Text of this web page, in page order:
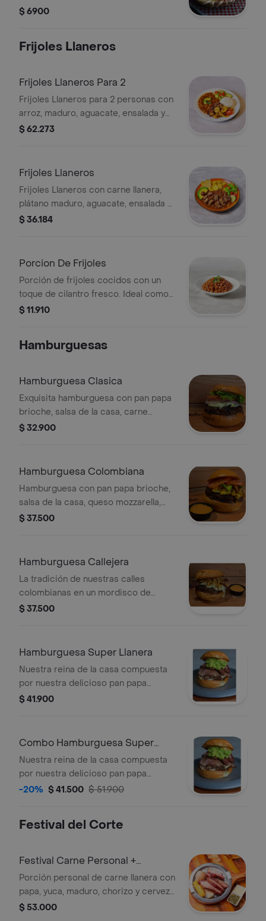
$ 6900
Frijoles Llaneros
Frijoles Llaneros Para 2
Frijoles Llaneros para 2 personas con
arroz, maduro, aguacate, ensalada y
150 g de carne llanera.
$ 62.273
Frijoles Llaneros
Frijoles Llaneros con carne llanera,
plátano maduro, aguacate, ensalada y
arepa. Un plato completo y
$ 36.184
Porcion De Frijoles
Porción de frijoles cocidos con un
toque de cilantro fresco. Ideal como
acompañamiento.
$ 11.910
Hamburguesas
Hamburguesa Clasica
Exquisita hamburguesa con pan papa
brioche, salsa de la casa, carne
angus, queso mozzarella, lechuga,
$ 32.900
Hamburguesa Colombiana
Hamburguesa con pan papa brioche,
salsa de la casa, queso mozzarella,
carne Angus, maduro, maíz, aguacate
$ 37.500
Hamburguesa Callejera
La tradición de nuestras calles
colombianas en un mordisco de
nuestro impresionante pan papa
angus, nuestro abundante ripio de
papa, doble porción de tocineta, y
cerramos con nuestra deliciosa salsa
de piña
$ 37.500
Hamburguesa Super Llanera
Nuestra reina de la casa compuesta
por nuestra delicioso pan papa
brioche, salsa de la casa, queso
cerrar esta exquisita creacion con
nuestro guacamole especial de la
casa.
$ 41.900
Combo Hamburguesa Super
Llanera
Nuestra reina de la casa compuesta
por nuestra delicioso pan papa
brioche, salsa de la casa, carne
esta exquisita creacion con nuestro
acompañantes vendran unos
acompañada de coca-cola 400ml.
-20% $ 41.500 $ 51.900
Festival del Corte
Festival Carne Personal +
Cerveza Club Colombia
Porción personal de carne llanera con
papa, yuca, maduro, chorizo y cerveza
Club Colombia.
$ 53.000